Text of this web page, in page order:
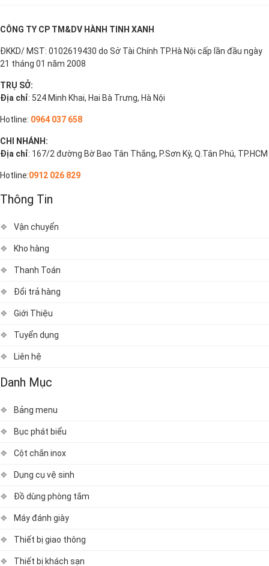
CÔNG TY CP TM&DV HÀNH TINH XANH
ĐKKD/ MST: 0102619430 do Sở Tài Chính TP.Hà Nội cấp lần đầu ngày
21 tháng 01 năm 2008
TRỤ SỞ:
Địa chỉ: 524 Minh Khai, Hai Bà Trưng, Hà Nội
Hotline: 0964 037 658
CHI NHÁNH:
Địa chỉ: 167/2 đường Bờ Bao Tân Thắng, P.Sơn Kỳ, Q.Tân Phú, TP.HCM
Hotline:0912 026 829
Thông Tin
Vận chuyển
Kho hàng
Thanh Toán
Đổi trả hàng
Giới Thiệu
Tuyển dụng
Liên hệ
Danh Mục
Bảng menu
Bục phát biểu
Cột chắn inox
Dụng cụ vệ sinh
Đồ dùng phòng tắm
Máy đánh giày
Thiết bị giao thông
Thiết bị khách sạn